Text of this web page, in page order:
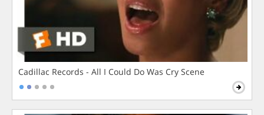
Cadillac Records - All I Could Do Was Cry Scene